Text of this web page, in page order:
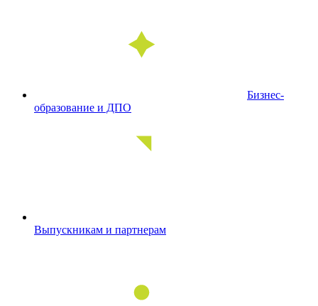
Бизнес-
образование и ДПО
Выпускникам и партнерам